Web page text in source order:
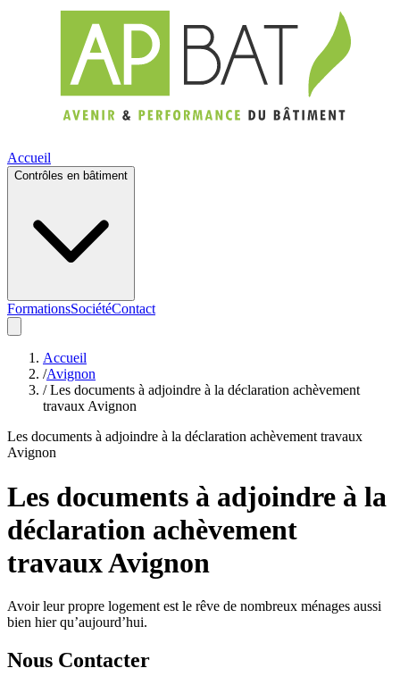
Accueil
Contrôles en bâtiment
FormationsSociétéContact
Accueil
/Avignon
/ Les documents à adjoindre à la déclaration achèvement
travaux Avignon
Les documents à adjoindre à la déclaration achèvement travaux
Avignon
Les documents à adjoindre à la
déclaration achèvement
travaux Avignon
Avoir leur propre logement est le rêve de nombreux ménages aussi
bien hier qu’aujourd’hui.
Nous Contacter